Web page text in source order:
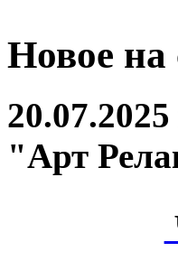
Новое на
"Арт